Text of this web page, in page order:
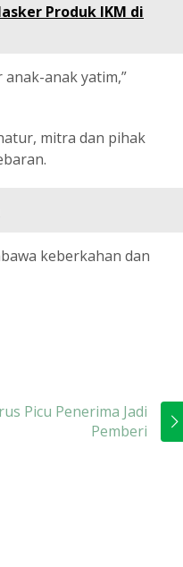
Produk IKM di
anak-anak yatim,”
mitra dan pihak
keberkahan dan
Picu Penerima Jadi
Pemberi